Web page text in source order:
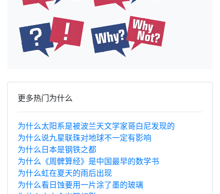
更多热门为什么
为什么太阳系是被波兰天文学家哥白尼发现的
为什么说九星联珠对地球不一定有影响
为什么日本是钢铁之都
为什么《周髀算经》是中国最早的数学书
为什么虹在夏天的雨后出现
为什么看日蚀要用一片涂了墨的玻璃